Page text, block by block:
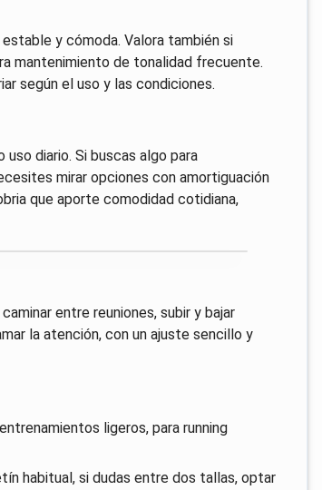
y cómoda. Valora también si
mantenimiento de tonalidad frecuente.
según el uso y las condiciones.
diario. Si buscas algo para
mirar opciones con amortiguación
que aporte comodidad cotidiana,
entre reuniones, subir y bajar
la atención, con un ajuste sencillo y
ligeros, para running
habitual, si dudas entre dos tallas, optar